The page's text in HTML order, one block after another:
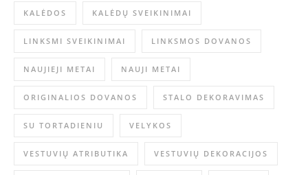
KALĖDOS KALĖDŲ SVEIKINIMAI
LINKSMI SVEIKINIMAI LINKSMOS DOVANOS
NAUJIEJI METAI NAUJI METAI
ORIGINALIOS DOVANOS STALO DEKORAVIMAS
SU TORTADIENIU VELYKOS
VESTUVIŲ ATRIBUTIKA VESTUVIŲ DEKORACIJOS